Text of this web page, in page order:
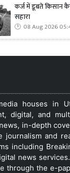
कर्ज में डूबते किसान
सहारा
08 Aug 2026
houses in
digital, and
in-depth
and
including
news
through the e-